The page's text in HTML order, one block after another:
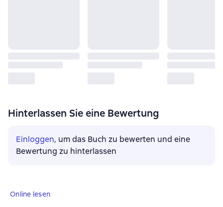
Hinterlassen Sie eine Bewertung
Einloggen, um das Buch zu bewerten und eine
Bewertung zu hinterlassen
Online lesen